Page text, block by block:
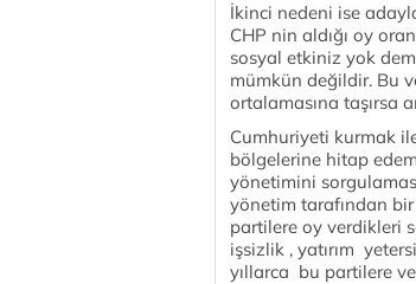
İkinci nedeni ise
CHP nin aldığı oy
sosyal etkiniz yok
mümkün değildir. Bu
ortalamasına taşırsa
Cumhuriyeti kurmak
bölgelerine hitap
yönetimini
yönetim tarafından
partilere oy verdikleri
işsizlik , yatırım
yıllarca bu partilere